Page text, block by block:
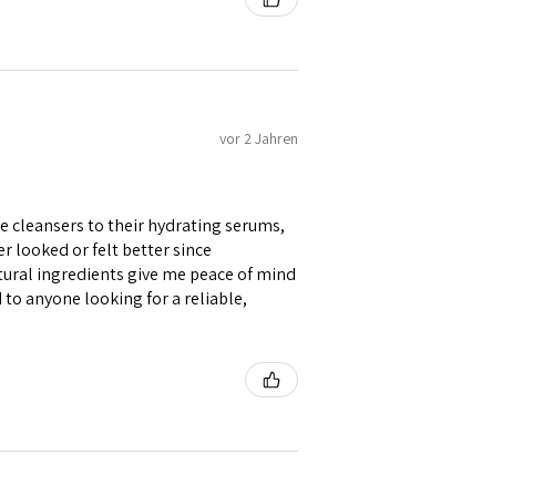
vor 2 Jahren
cleansers to their hydrating serums,
looked or felt better since
ingredients give me peace of mind
anyone looking for a reliable,